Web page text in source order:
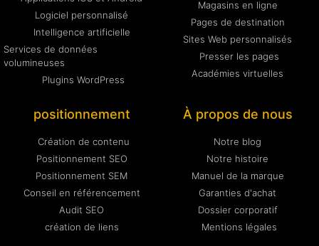
Logiciel personnalisé
Intelligence artificielle
Services de données
volumineuses
Plugins WordPress
Magasins en ligne
Pages de destination
Sites Web personnalisés
Presser les pages
Académies virtuelles
positionnement
Création de contenu
Positionnement SEO
Positionnement SEM
Conseil en référencement
Audit SEO
création de liens
À propos de nous
Notre blog
Notre histoire
Manuel de la marque
Garanties d'achat
Dossier corporatif
Mentions légales